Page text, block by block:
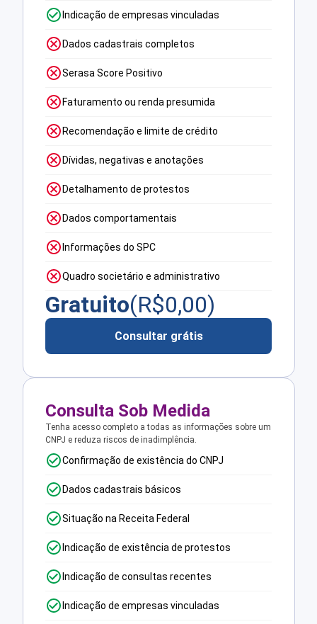
Indicação de empresas vinculadas
Dados cadastrais completos
Serasa Score Positivo
Faturamento ou renda presumida
Recomendação e limite de crédito
Dívidas, negativas e anotações
Detalhamento de protestos
Dados comportamentais
Informações do SPC
Quadro societário e administrativo
Gratuito(R$0,00)
Consultar grátis
Consulta Sob Medida
Tenha acesso completo a todas as informações sobre um
CNPJ e reduza riscos de inadimplência.
Confirmação de existência do CNPJ
Dados cadastrais básicos
Situação na Receita Federal
Indicação de existência de protestos
Indicação de consultas recentes
Indicação de empresas vinculadas